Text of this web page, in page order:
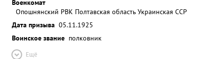
Военкомат
Опошнянский РВК Полтавская область Украинская ССР
Дата призыва 05.11.1925
Воинское звание полковник
Ещё